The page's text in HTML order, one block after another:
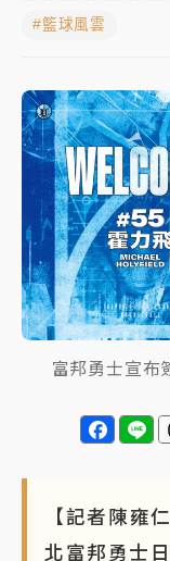
白海豚逼近！北
白海豚逼近！新
開放水門周邊紅
父親節玩樂園！
買1送1
中颱白海豚環流
38度
#籃球風雲
富邦勇士宣布
【記者陳雍
北富邦勇士